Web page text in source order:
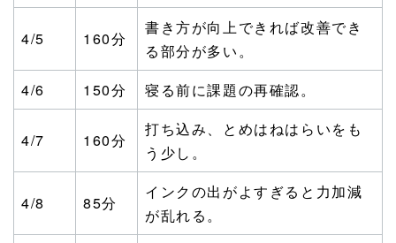
4/5 160分
書き方が向上できれば改善でき
る部分が多い。
4/6
150分 寝る前に課題の再確認。
4/7 160分
打ち込み、とめはねはらいをも
う少し。
4/8 85分
インクの出がよすぎると力加減
が乱れる。